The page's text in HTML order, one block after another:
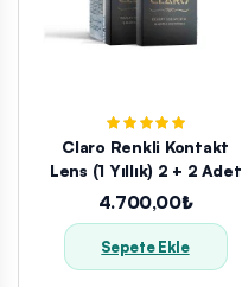
Claro Renkli Kontakt
Lens (1 Yıllık) 2 + 2 Adet
4.700,00₺
Sepete Ekle